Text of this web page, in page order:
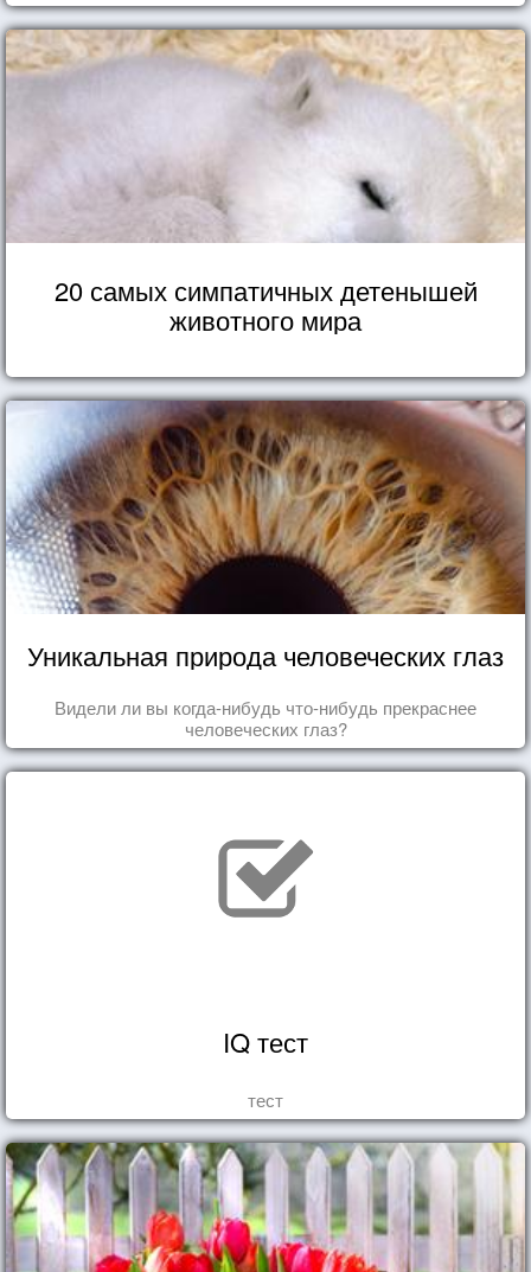
20 самых симпатичных детенышей
животного мира
Уникальная природа человеческих глаз
Видели ли вы когда-нибудь что-нибудь прекраснее
человеческих глаз?
IQ тест
тест